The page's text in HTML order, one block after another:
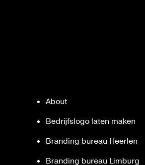
About
Bedrijfslogo laten maken
Branding bureau Heerlen
Branding bureau Limburg